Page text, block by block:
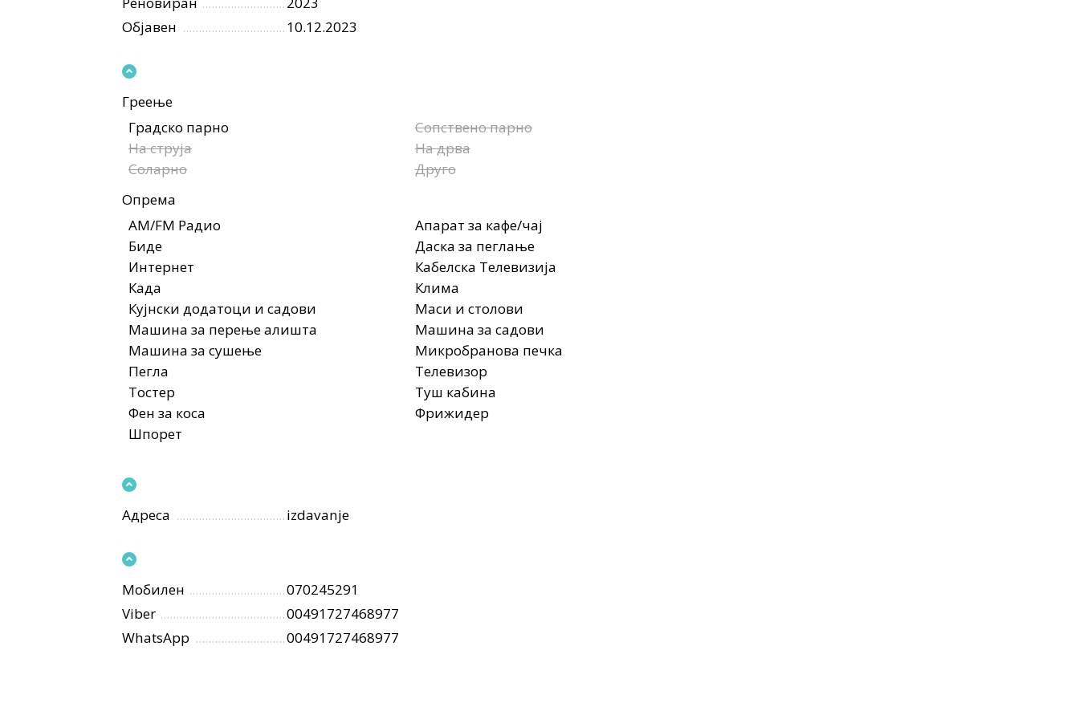
Објавен
10.12.2023
Греење
Градско парно
Сопствено парно
На струја
На дрва
Соларно
Друго
Опрема
AM/FM Радио
Апарат за кафе/чај
Биде
Даска за пеглање
Интернет
Кабелска Телевизија
Када
Клима
Кујнски додатоци и садови
Маси и столови
Машина за перење алишта
Машина за садови
Машина за сушење
Микробранова печка
Пегла
Телевизор
Тостер
Туш кабина
Фен за коса
Фрижидер
Шпорет
Адреса izdavanje
Мобилен
070245291
Viber
00491727468977
WhatsApp
00491727468977